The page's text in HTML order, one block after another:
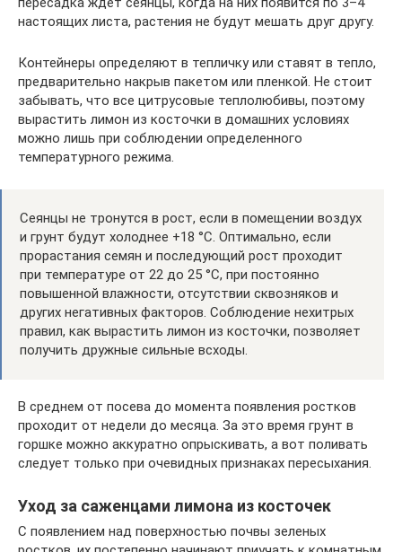
настоящих листа, растения не будут мешать друг другу.
Контейнеры определяют в тепличку или ставят в тепло,
предварительно накрыв пакетом или пленкой. Не стоит
забывать, что все цитрусовые теплолюбивы, поэтому
вырастить лимон из косточки в домашних условиях
можно лишь при соблюдении определенного
температурного режима.
Сеянцы не тронутся в рост, если в помещении воздух
и грунт будут холоднее +18 °C. Оптимально, если
прорастания семян и последующий рост проходит
при температуре от 22 до 25 °C, при постоянно
повышенной влажности, отсутствии сквозняков и
других негативных факторов. Соблюдение нехитрых
правил, как вырастить лимон из косточки, позволяет
получить дружные сильные всходы.
В среднем от посева до момента появления ростков
проходит от недели до месяца. За это время грунт в
горшке можно аккуратно опрыскивать, а вот поливать
следует только при очевидных признаках пересыхания.
Уход за саженцами лимона из косточек
С появлением над поверхностью почвы зеленых